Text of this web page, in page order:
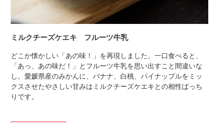
ミルクチーズケエキ フルーツ牛乳
どこか懐かしい「あの味！」を再現しました。一口食べると、
「あっ、あの味だ！」とフルーツ牛乳を思い出すこと間違いな
し。愛媛県産のみかんに、バナナ、白桃、パイナップルをミッ
クスさせたやさしい甘みはミルクチーズケエキとの相性ばっち
りです。